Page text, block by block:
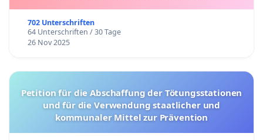
702 Unterschriften
64 Unterschriften / 30 Tage
26 Nov 2025
Petition für die Abschaffung der Tötungsstationen
und für die Verwendung staatlicher und
kommunaler Mittel zur Prävention